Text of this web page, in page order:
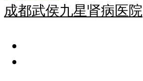
成都武侯九星肾病医院